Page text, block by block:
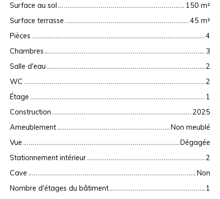
Surface au sol
150 m²
Surface terrasse
45 m²
Pièces
4
Chambres
3
Salle d'eau
2
WC
2
Étage
1
Construction
2025
Ameublement
Non meublé
Vue
Dégagée
Stationnement intérieur
2
Cave
Non
Nombre d'étages du bâtiment
1